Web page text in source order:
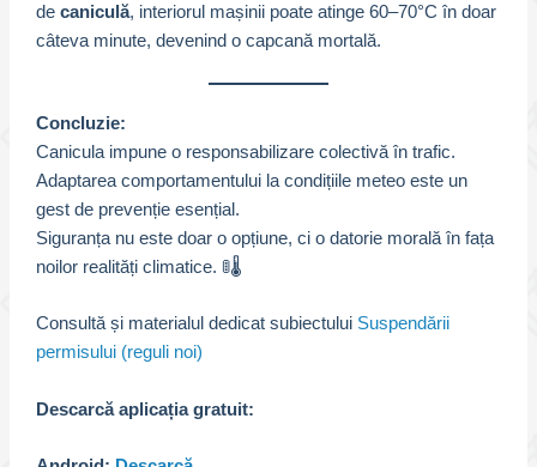
de caniculă, interiorul mașinii poate atinge 60–70°C în doar
câteva minute, devenind o capcană mortală.
Concluzie:
Canicula impune o responsabilizare colectivă în trafic.
Adaptarea comportamentului la condițiile meteo este un
gest de prevenție esențial.
Siguranța nu este doar o opțiune, ci o datorie morală în fața
noilor realități climatice. 🚦🌡️
Consultă și materialul dedicat subiectului Suspendării
permisului (reguli noi)
Descarcă aplicația gratuit: